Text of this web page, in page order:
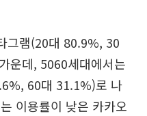
그램(20대 80.9%, 30
운데, 5060세대에서는
60대 31.1%)로 나
이용률이 낮은 카카오